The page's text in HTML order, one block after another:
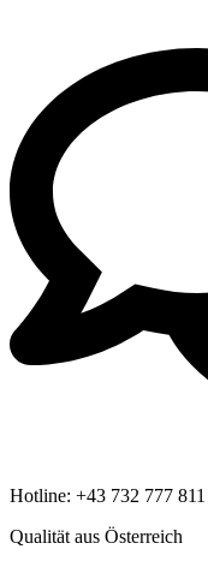
Hotline: +43 732 777 811
Qualität aus Österreich